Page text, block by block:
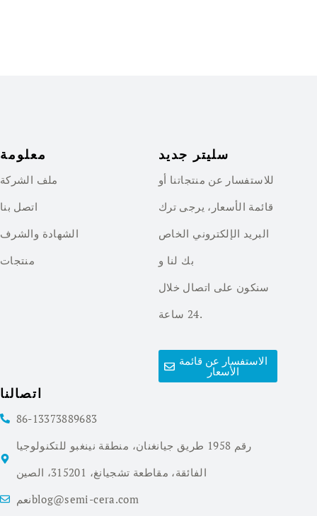
معلومة
ملف الشركة
اتصل بنا
الشهادة والشرف
منتجات
سليتر جديد
للاستفسار عن منتجاتنا أو
قائمة الأسعار، يرجى ترك
البريد الإلكتروني الخاص
بك لنا و
سنكون على اتصال خلال
24 ساعة.
الاستفسار عن قائمة
الأسعار
اتصالنا
86-13373889683
رقم 1958 طريق جيانغنان، منطقة نينغبو للتكنولوجيا
الفائقة، مقاطعة تشجيانغ، 315201، الصين
نعمblog@semi-cera.com